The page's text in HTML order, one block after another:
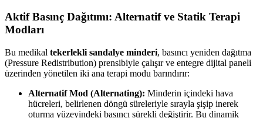
Aktif Basınç Dağıtımı: Alternatif ve Statik Terapi
Modları
Bu medikal tekerlekli sandalye minderi, basıncı yeniden dağıtma
(Pressure Redistribution) prensibiyle çalışır ve entegre dijital paneli
üzerinden yönetilen iki ana terapi modu barındırır:
Alternatif Mod (Alternating): Minderin içindeki hava
hücreleri, belirlenen döngü süreleriyle sırayla şişip inerek
oturma yüzeyindeki basıncı sürekli değiştirir. Bu dinamik